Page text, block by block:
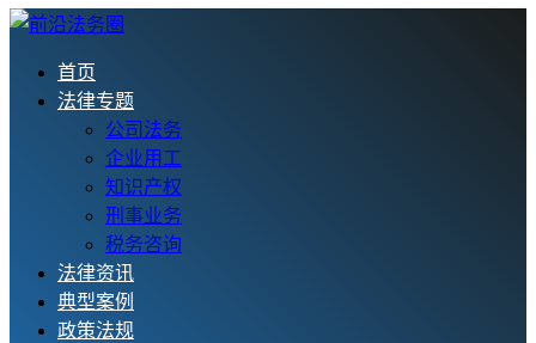
首页
法律专题
公司法务
企业用工
知识产权
刑事业务
税务咨询
法律资讯
典型案例
政策法规